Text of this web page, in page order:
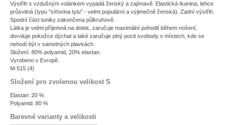
Výstřih s vzdušným volánkem vypadá ženský a zajímavě. Elastická tkanina, lehce
průsvitná (typu "síťovina tylu" - velmi populární a výjimečně ženská). Zadní výstřih.
Spodní část tuniky zakončena půlkruhově.
Látka je velmi příjemná na dotek, zaručuje maximální pohodlí během nošení,
dovoluje pokožce dýchat a také zaručuje plný pocit svobody v místech, kde se
nehodí být v samotných plavkách.
Složení: 80% polyamid, 20% elastan.
Vyrobeno v Evropě.
M-515 (4)
Složení pro zvolenou velikost S
Elastan: 20 %
Polyamid: 80 %
Barevné varianty a velikosti